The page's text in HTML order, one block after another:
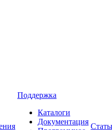
Поддержка
Каталоги
Документация